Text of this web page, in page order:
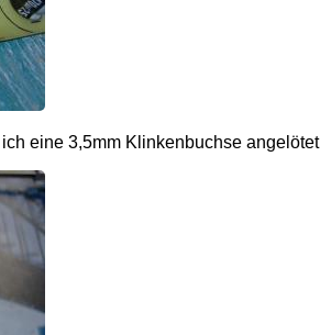
eine 3,5mm Klinkenbuchse angelötet